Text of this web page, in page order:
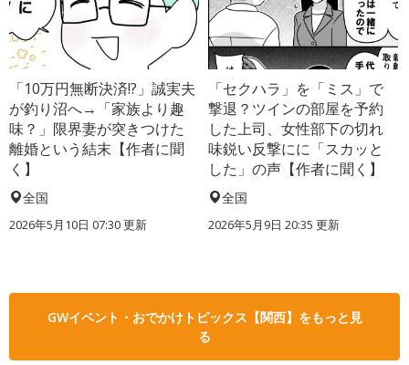
「10万円無断決済!?」誠実夫
が釣り沼へ→「家族より趣
味？」限界妻が突きつけた
離婚という結末【作者に聞
く】
全国
2026年5月10日 07:30 更新
「セクハラ」を「ミス」で
撃退？ツインの部屋を予約
した上司、女性部下の切れ
味鋭い反撃にに「スカッと
した」の声【作者に聞く】
全国
2026年5月9日 20:35 更新
GWイベント・おでかけトピックス【関西】をもっと見
る